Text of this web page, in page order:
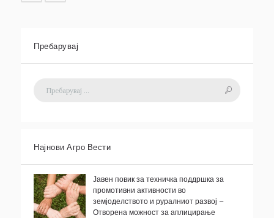
Пребарувај
Најнови Агро Вести
Јавен повик за техничка поддршка за
промотивни активности во
земјоделството и руралниот развој –
Отворена можност за аплицирање